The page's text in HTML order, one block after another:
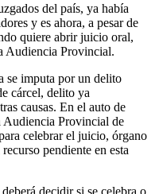
del país, ya había
y es ahora, a pesar de
quiere abrir juicio oral,
Audiencia Provincial.
se imputa por un delito
cárcel, delito ya
causas. En el auto de
Audiencia Provincial de
celebrar el juicio, órgano
pendiente en esta
decidir si se celebra o